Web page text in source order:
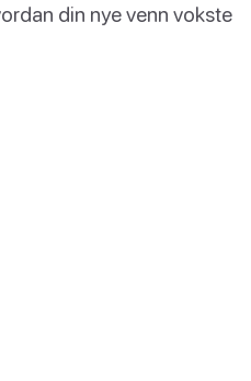
din nye venn vokste